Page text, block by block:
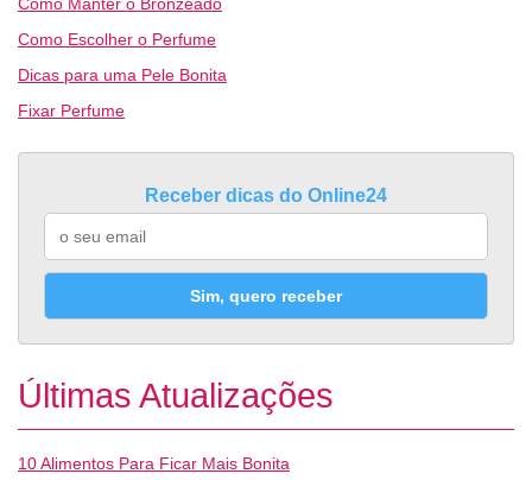
Como Escolher o Perfume
Dicas para uma Pele Bonita
Fixar Perfume
Receber dicas do Online24
Sim, quero receber
Últimas Atualizações
10 Alimentos Para Ficar Mais Bonita